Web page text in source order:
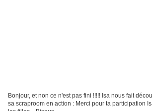
Bonjour, et non ce n'est pas fini !!!!! Isa nous fait
sa scraproom en action : Merci pour ta participation